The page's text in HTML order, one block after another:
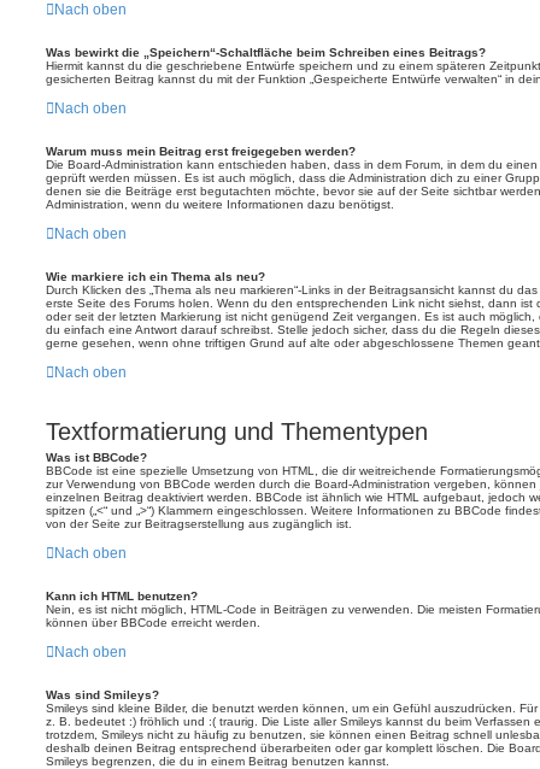
Nach oben
Was bewirkt die „Speichern“-Schaltfläche beim Schreiben eines Beitrags?
Hiermit kannst du die geschriebene Entwürfe speichern und zu einem späteren
gesicherten Beitrag kannst du mit der Funktion „Gespeicherte Entwürfe verwalten“ in
Nach oben
Warum muss mein Beitrag erst freigegeben werden?
Die Board-Administration kann entschieden haben, dass in dem Forum, in dem du
geprüft werden müssen. Es ist auch möglich, dass die Administration dich zu einer
denen sie die Beiträge erst begutachten möchte, bevor sie auf der Seite sichtbar
Administration, wenn du weitere Informationen dazu benötigst.
Nach oben
Wie markiere ich ein Thema als neu?
Durch Klicken des „Thema als neu markieren“-Links in der Beitragsansicht kannst du
erste Seite des Forums holen. Wenn du den entsprechenden Link nicht siehst, dann ist
oder seit der letzten Markierung ist nicht genügend Zeit vergangen. Es ist auch
du einfach eine Antwort darauf schreibst. Stelle jedoch sicher, dass du die Regeln
gerne gesehen, wenn ohne triftigen Grund auf alte oder abgeschlossene Themen
Nach oben
Textformatierung und Thementypen
Was ist BBCode?
BBCode ist eine spezielle Umsetzung von HTML, die dir weitreichende
zur Verwendung von BBCode werden durch die Board-Administration vergeben,
einzelnen Beitrag deaktiviert werden. BBCode ist ähnlich wie HTML aufgebaut, jedoch
spitzen („<“ und „>“) Klammern eingeschlossen. Weitere Informationen zu BBCode
von der Seite zur Beitragserstellung aus zugänglich ist.
Nach oben
Kann ich HTML benutzen?
Nein, es ist nicht möglich, HTML-Code in Beiträgen zu verwenden. Die meisten
können über BBCode erreicht werden.
Nach oben
Was sind Smileys?
Smileys sind kleine Bilder, die benutzt werden können, um ein Gefühl auszudrücken.
z. B. bedeutet :) fröhlich und :( traurig. Die Liste aller Smileys kannst du beim Verfassen
trotzdem, Smileys nicht zu häufig zu benutzen, sie können einen Beitrag schnell
deshalb deinen Beitrag entsprechend überarbeiten oder gar komplett löschen. Die
Smileys begrenzen, die du in einem Beitrag benutzen kannst.